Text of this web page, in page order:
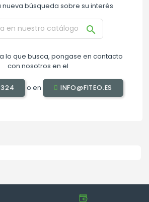
nueva búsqueda sobre su interés

lo que busca, pongase en contacto
con nosotros en el
o en INFO@FITEO.ES